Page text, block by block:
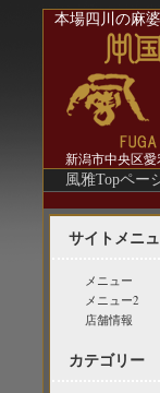
本場四川の麻
新潟市中央区
風雅Topペー
サイトメニ
メニュー
メニュー2
店舗情報
カテゴリー